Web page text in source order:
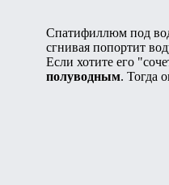
Спатифиллюм под
сгнивая попортит
Если хотите его
полуводным. Тогда